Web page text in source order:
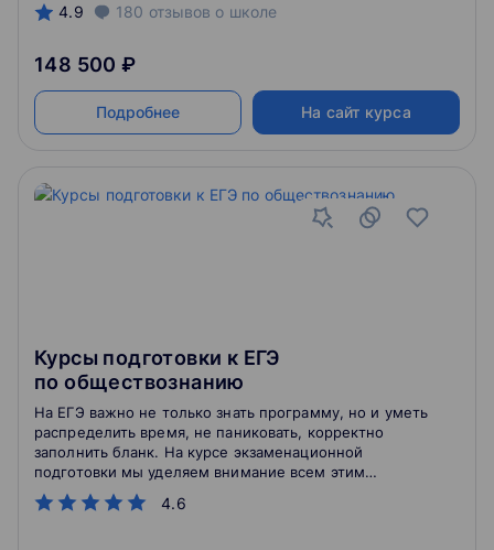
4.9 180 отзывов о школе
148 500 ₽
Подробнее На сайт курса
Курсы подготовки к ЕГЭ
по обществознанию
4.6
На ЕГЭ важно не только знать программу, но и уметь
распределить время, не паниковать, корректно
заполнить бланк. На курсе экзаменационной
подготовки мы уделяем внимание всем этим
нюансам